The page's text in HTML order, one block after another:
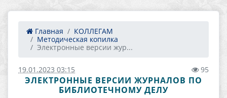
Главная
КОЛЛЕГАМ
Методическая копилка
Электронные версии жур...
19.01.2023 03:15 95
ЭЛЕКТРОННЫЕ ВЕРСИИ ЖУРНАЛОВ ПО
БИБЛИОТЕЧНОМУ ДЕЛУ